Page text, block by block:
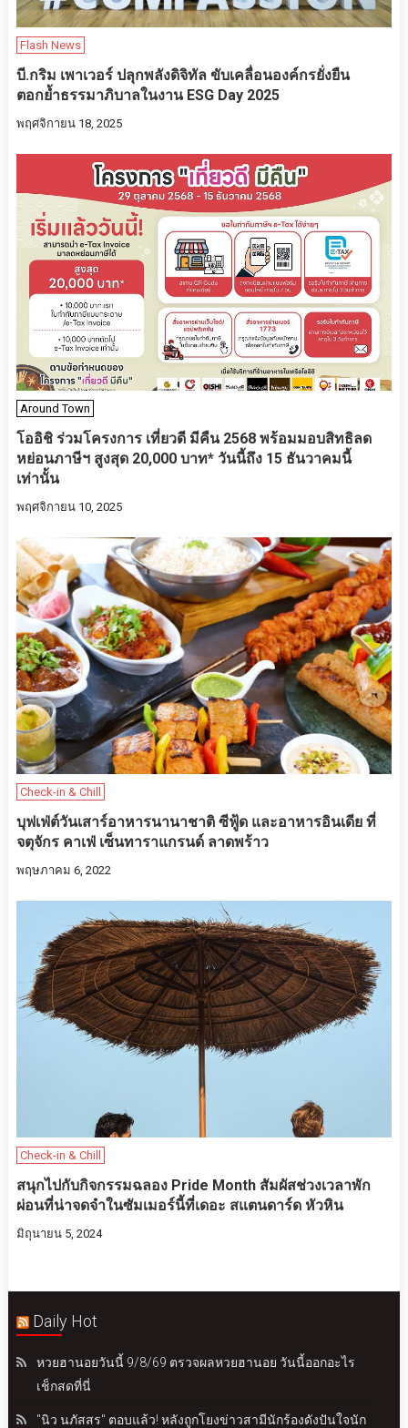
Flash News
บี.กริม เพาเวอร์ ปลุกพลังดิจิทัล ขับเคลื่อนองค์กรยั่งยืน
ตอกย้ำธรรมาภิบาลในงาน ESG Day 2025
พฤศจิกายน 18, 2025
Around Town
โออิชิ ร่วมโครงการ เที่ยวดี มีคืน 2568 พร้อมมอบสิทธิลด
หย่อนภาษีฯ สูงสุด 20,000 บาท* วันนี้ถึง 15 ธันวาคมนี้
เท่านั้น
พฤศจิกายน 10, 2025
Check-in & Chill
บุฟเฟ่ต์วันเสาร์อาหารนานาชาติ ซีฟู้ด และอาหารอินเดีย ที่
จตุจักร คาเฟ่ เซ็นทาราแกรนด์ ลาดพร้าว
พฤษภาคม 6, 2022
Check-in & Chill
สนุกไปกับกิจกรรมฉลอง Pride Month สัมผัสช่วงเวลาพัก
ผ่อนที่น่าจดจำในซัมเมอร์นี้ที่เดอะ สแตนดาร์ด หัวหิน
มิถุนายน 5, 2024
Daily Hot
หวยฮานอยวันนี้ 9/8/69 ตรวจผลหวยฮานอย วันนี้ออกอะไร
เช็กสดที่นี่
"นิว นภัสสร" ตอบแล้ว! หลังถูกโยงข่าวสามีนักร้องดังปันใจนัก